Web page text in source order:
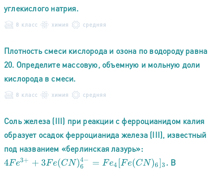
углекислого натрия.
8 класс химия средняя
Плотность смеси кислорода и озона по водороду равна
20. Определите массовую, объемную и мольную доли
кислорода в смеси.
8 класс химия средняя
Соль железа (III) при реакции с ферроцианидом калия
образует осадок ферроцианида железа (III), известный
под названием «берлинская лазурь»:
4Fe3++3 Fe (CN)64−=Fe4[F e(C N)6]3
. В